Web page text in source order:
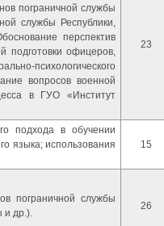
пограничной службы
службы Республики,
перспектив
подготовки офицеров,
психологического
вопросов военной
в ГУО «Институт
23
подхода в обучении
языка; использования
15
пограничной службы
и др.).
26